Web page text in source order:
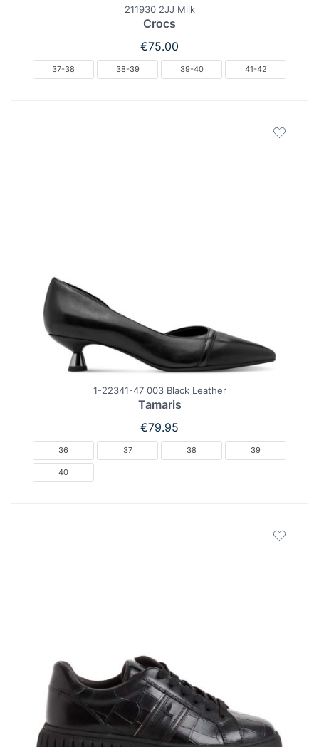
211930 2JJ Milk
Crocs
€75.00
37-38 38-39 39-40 41-42
1-22341-47 003 Black Leather
Tamaris
€79.95
36 37 38 39
40